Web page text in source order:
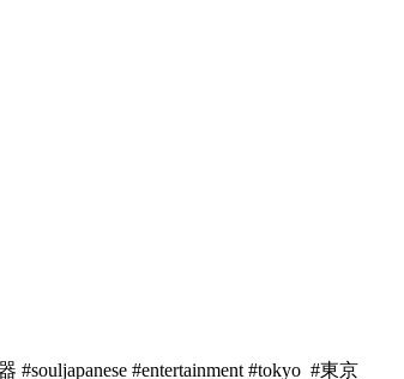
#entertainment #tokyo #東京